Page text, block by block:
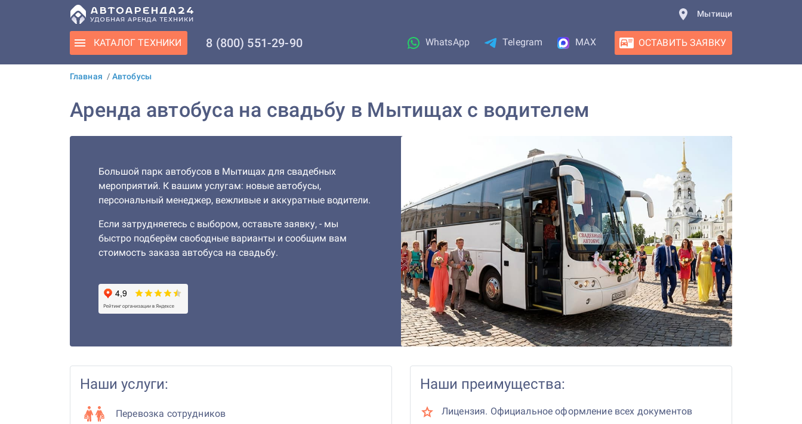
Мытищи
КАТАЛОГ ТЕХНИКИ 8 (800) 551-29-90 WhatsApp Telegram MAX ОСТАВИТЬ ЗАЯВКУ
Главная / Автобусы
Аренда автобуса на свадьбу в Мытищах с водителем
Большой парк автобусов в Мытищах для свадебных
мероприятий. К вашим услугам: новые автобусы,
персональный менеджер, вежливые и аккуратные водители.
Если затрудняетесь с выбором, оставьте заявку, - мы
быстро подберём свободные варианты и сообщим вам
стоимость заказа автобуса на свадьбу.
Наши услуги:
Перевозка сотрудников
Наши преимущества:
Лицензия. Официальное оформление всех документов